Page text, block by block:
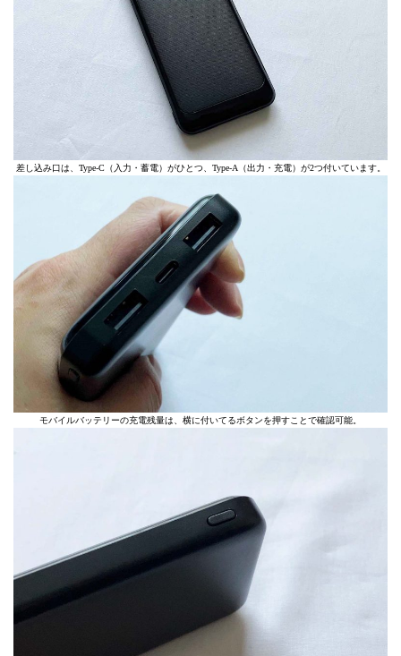
差し込み口は、Type-C（入力・蓄電）がひとつ、Type-A（出力・充電）が2つ付いています。
モバイルバッテリーの充電残量は、横に付いてるボタンを押すことで確認可能。